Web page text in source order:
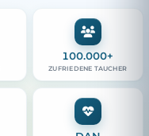
100.000+
ZUFRIEDENE TAUCHER